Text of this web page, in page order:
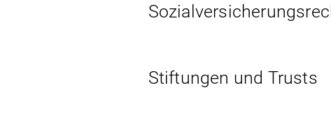
Stiftungen und Trusts